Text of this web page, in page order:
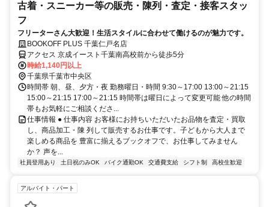
古着・スニーカー等の販売・陳列・査定・接客スタッ
フ
フリーターさん大歓迎！生活スタイルに合わせて働けるのが魅力です。
BOOKOFF PLUS 千葉仁戸名店
アクセス 京成イースト千葉南高校前から徒歩5分
時給1,140円以上
千葉県千葉市中央区
時間帯 朝、昼、夕方・夜 勤務曜日・時間 9:30～17:00 13:00～21:15
15:00～21:15 17:00～21:15 時間帯は曜日によって変更可能 他の時間
帯もお気軽にご相談くださ...
仕事情報 ● 仕事内容 お客様にお持ちいただいたお品物を査定・買取
し、商品加工・陳 列して販売するお仕事です。子どもから大人まで
楽しめる商品を 豊富に揃えるブックオフで、お仕事してみません
か？ 声を...
社員登用あり 土日祝のみOK バイク通勤OK 交通費支給 シフト制 高校生歓迎
アルバイト・パート